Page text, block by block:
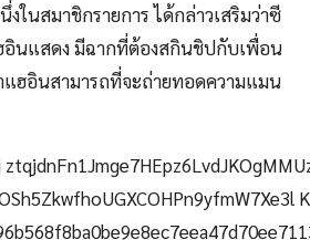
งในสมาชิกรายการ ได้กล่าวเสริมว่าซี
อินแสดง มีฉากที่ต้องสกินชิปกับเพื่อน
ฮอินสามารถที่จะถ่ายทอดความแมน